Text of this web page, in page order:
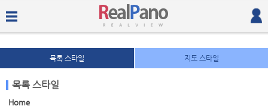
목록 스타일 지도 스타일
목록 스타일
Home